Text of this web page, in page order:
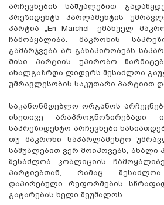
არჩევნების საშუალებით
პრეზიდენტს პარლამენტის
პარტია „En Marche!” ემანუელ
ჩამოაყალიბა. მაკრონის
გამარჯვება არ განაპირობებს
მისი პარტიის უპირობო
ახალგაზრდა ლიდერს შესაძლოა
უმრავლესობის საკუთარი პარტიით
საკანონმდებლო ორგანოს
ისეთივე არაპროგნოზირებადი
საპრეზიდენტო არჩევნები
თუ მაკრონი საპარლამენტო
საშუალებით ვერ მოიპოვებს, ახალი
შესაძლოა კოალიციის
პარტიებთან, რამაც
დაპირებული რეფორმების
გატარებას ხელი შეუშალოს.